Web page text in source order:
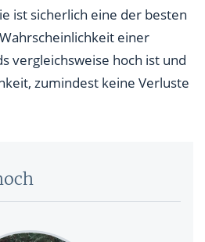
ist sicherlich eine der besten
einer
vergleichsweise hoch ist und
zumindest keine Verluste